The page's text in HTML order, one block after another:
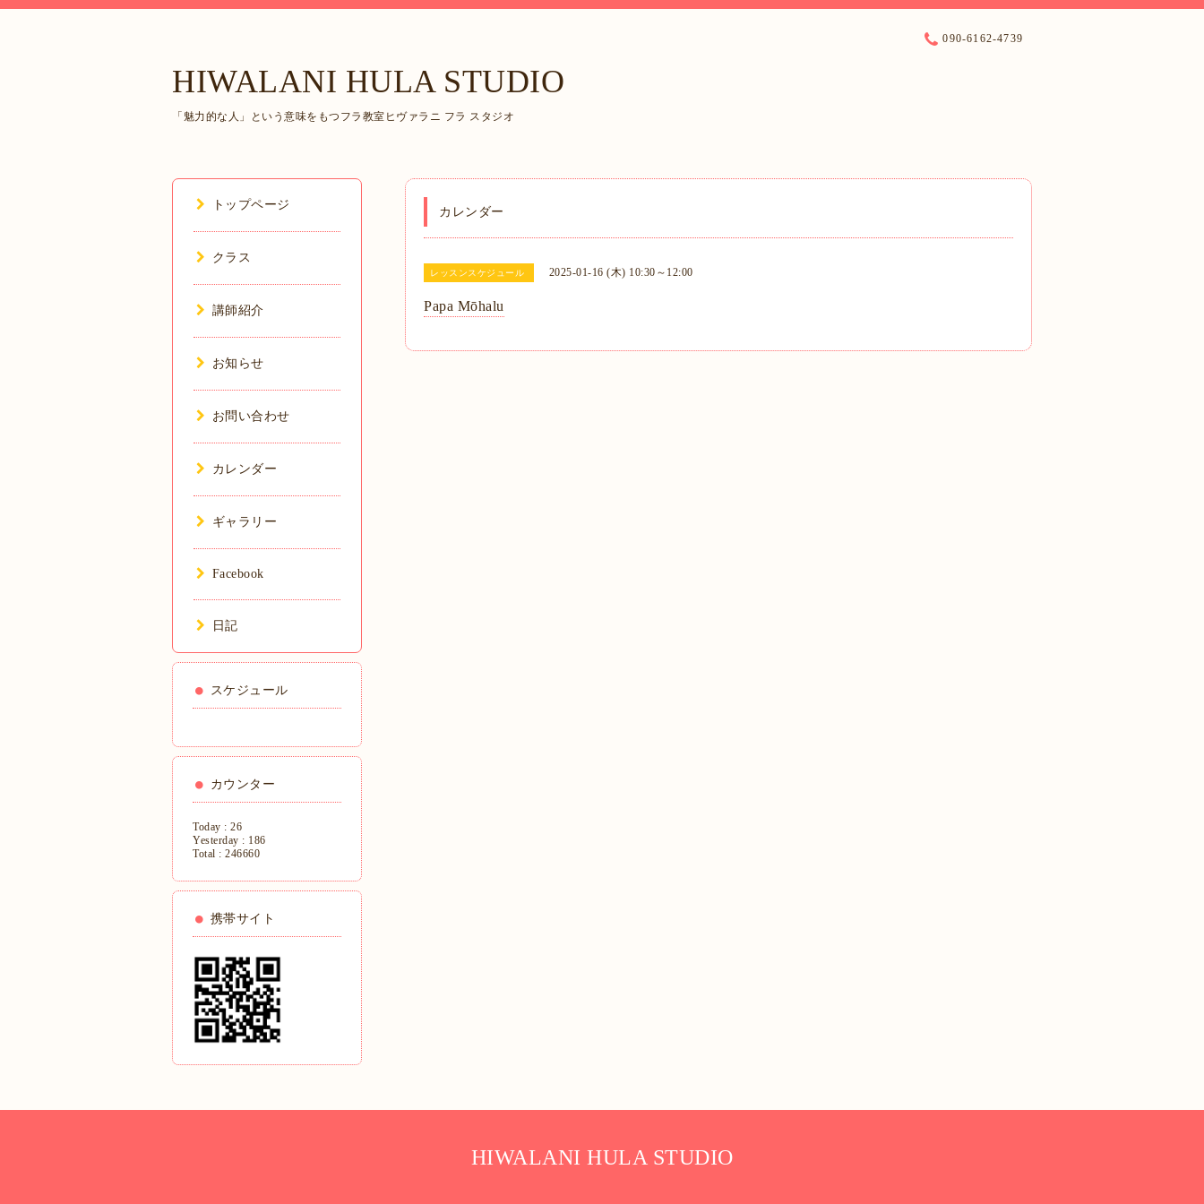
HIWALANI HULA STUDIO
「魅力的な人」という意味をもつフラ教室ヒヴァラニ フラ スタジオ
090-6162-4739
カレンダー
レッスンスケジュール 2025-01-16 (木) 10:30～12:00
Papa Mōhalu
トップページ
クラス
講師紹介
お知らせ
お問い合わせ
カレンダー
ギャラリー
Facebook
日記
スケジュール
カウンター
Today : 26
Yesterday : 186
Total : 246660
携帯サイト
HIWALANI HULA STUDIO